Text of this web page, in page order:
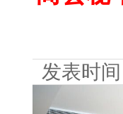
发表时